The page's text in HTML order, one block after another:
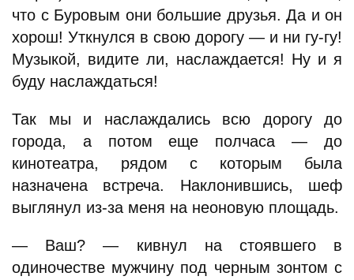
что с Буровым они большие друзья. Да и он
хорош! Уткнулся в свою дорогу — и ни гу-гу!
Музыкой, видите ли, наслаждается! Ну и я
буду наслаждаться!
Так мы и наслаждались всю дорогу до
города, а потом еще полчаса — до
кинотеатра, рядом с которым была
назначена встреча. Наклонившись, шеф
выглянул из-за меня на неоновую площадь.
— Ваш? — кивнул на стоявшего в
одиночестве мужчину под черным зонтом с